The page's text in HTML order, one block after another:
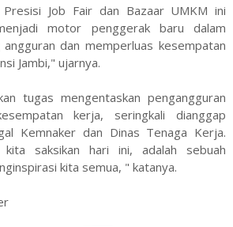
Presisi Job Fair dan Bazaar UMKM ini
motor penggerak baru dalam
dan memperluas kesempatan
Jambi," ujarnya.
tugas mengentaskan pengangguran
kerja, seringkali dianggap
Kemnaker dan Dinas Tenaga Kerja.
saksikan hari ini, adalah sebuah
kita semua, " katanya.